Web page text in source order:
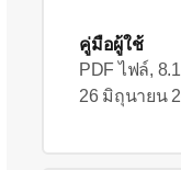
คู่มือผู้ใช้
PDF ไฟล์,
26 มิถุนายน